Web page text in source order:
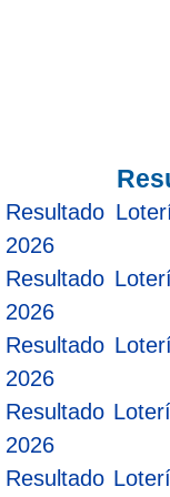
Resultado
2026
Resultado
2026
Resultado
2026
Resultado
2026
Resultado